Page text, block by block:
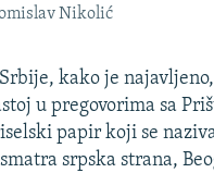
U BIH 2024.
stranice
Nikolić
kako je
u pregovorima sa
papir koji se
srpska strana,